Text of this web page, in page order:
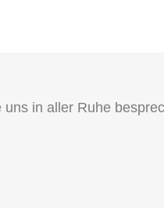
in aller Ruhe